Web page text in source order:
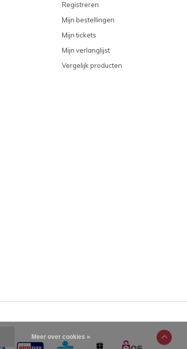
Registreren
Mijn bestellingen
Mijn tickets
Mijn verlanglijst
Vergelijk producten
Meer over cookies »